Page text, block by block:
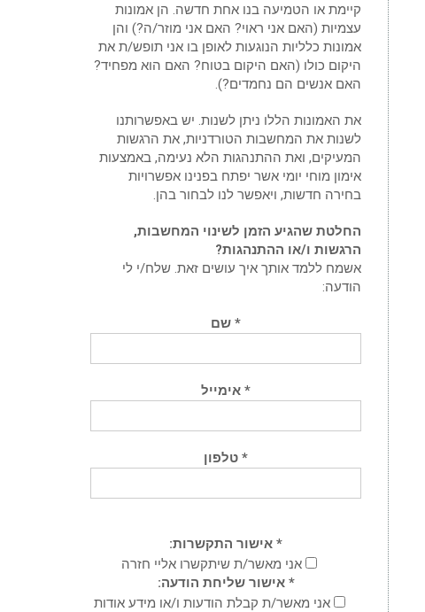
קיימת או הטמיעה בנו אחת חדשה. הן אמונות
עצמיות (האם אני ראוי? האם אני מוזר/ה?) והן
אמונות כלליות הנוגעות לאופן בו אני תופש/ת את
היקום כולו (האם היקום בטוח? האם הוא מפחיד?
האם אנשים הם נחמדים?).
את האמונות הללו ניתן לשנות. יש באפשרותנו
לשנות את המחשבות הטורדניות, את הרגשות
המעיקים, ואת ההתנהגות הלא נעימה, באמצעות
אימון מוחי יומי אשר יפתח בפנינו אפשרויות
בחירה חדשות, ויאפשר לנו לבחור בהן.
החלטת שהגיע הזמן לשינוי המחשבות,
הרגשות ו/או ההתנהגות?
אשמח ללמד אותך איך עושים זאת. שלח/י לי
הודעה:
* שם
* אימייל
* טלפון
* אישור התקשרות:
אני מאשר/ת שיתקשרו אליי חזרה
* אישור שליחת הודעה:
אני מאשר/ת קבלת הודעות ו/או מידע אודות